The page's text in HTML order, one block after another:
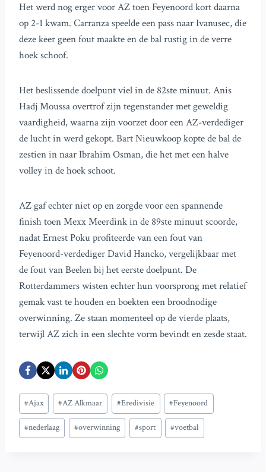
Het werd nog erger voor AZ toen Feyenoord kort daarna
op 2-1 kwam. Carranza speelde een pass naar Ivanusec, die
deze keer geen fout maakte en de bal rustig in de verre
hoek schoof.
Het beslissende doelpunt viel in de 82ste minuut. Anis
Hadj Moussa overtrof zijn tegenstander met geweldig
vaardigheid, waarna zijn voorzet door een AZ-verdediger
de lucht in werd gekopt. Bart Nieuwkoop kopte de bal de
zestien in naar Ibrahim Osman, die het met een halve
volley in de hoek schoot.
AZ gaf echter niet op en zorgde voor een spannende
finish toen Mexx Meerdink in de 89ste minuut scoorde,
nadat Ernest Poku profiteerde van een fout van
Feyenoord-verdediger David Hancko, vergelijkbaar met
de fout van Beelen bij het eerste doelpunt. De
Rotterdammers wisten echter hun voorsprong met relatief
gemak vast te houden en boekten een broodnodige
overwinning. Ze staan momenteel op de vierde plaats,
terwijl AZ zich in een slechte vorm bevindt en zesde staat.
Bericht
tags:
#Ajax #AZ Alkmaar #Eredivisie #Feyenoord
#nederlaag #overwinning #sport #voetbal